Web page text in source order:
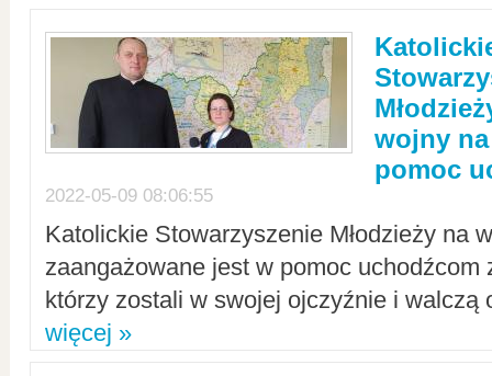
wojny
pomoc
2022-05-09 08:06:55
Katolickie Stowarzyszenie Młodzieży na
zaangażowane jest w pomoc uchodźcom
którzy zostali w swojej ojczyźnie i walczą
więcej »